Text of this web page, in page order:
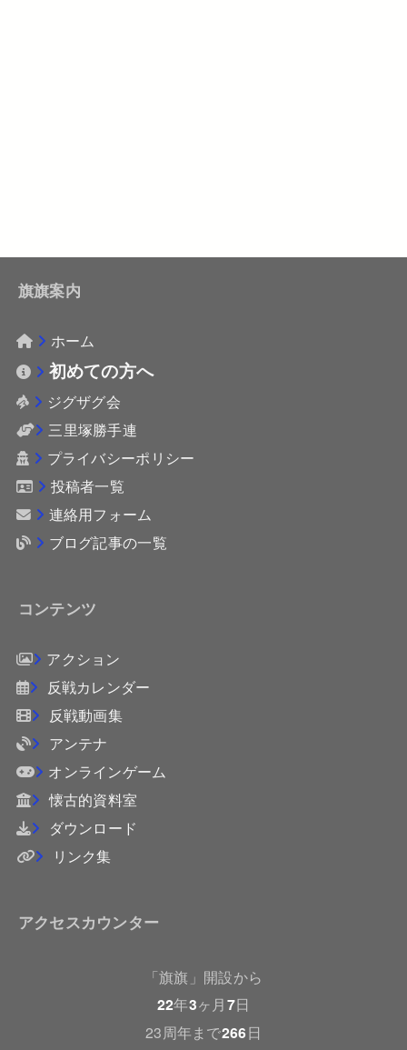
旗旗案内
ホーム
初めての方へ
ジグザグ会
三里塚勝手連
プライバシーポリシー
投稿者一覧
連絡用フォーム
ブログ記事の一覧
コンテンツ
アクション
反戦カレンダー
反戦動画集
アンテナ
オンラインゲーム
懐古的資料室
ダウンロード
リンク集
アクセスカウンター
「旗旗」開設から
22年3ヶ月7日
23周年まで266日